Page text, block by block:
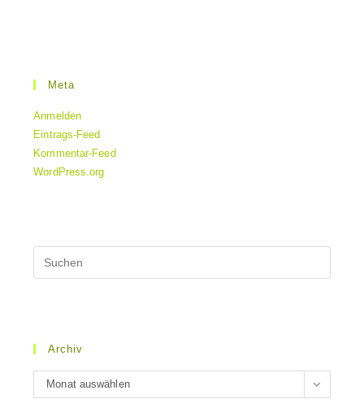
Meta
Anmelden
Eintrags-Feed
Kommentar-Feed
WordPress.org
Archiv
Archiv
Monat auswählen